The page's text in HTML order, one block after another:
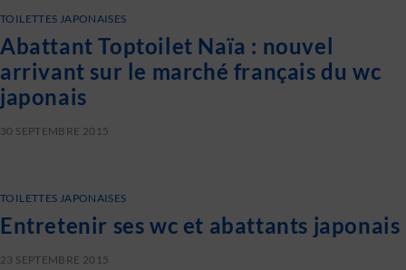
TOILETTES JAPONAISES
Abattant Toptoilet Naïa : nouvel
arrivant sur le marché français du wc
japonais
30 SEPTEMBRE 2015
TOILETTES JAPONAISES
Entretenir ses wc et abattants japonais
23 SEPTEMBRE 2015